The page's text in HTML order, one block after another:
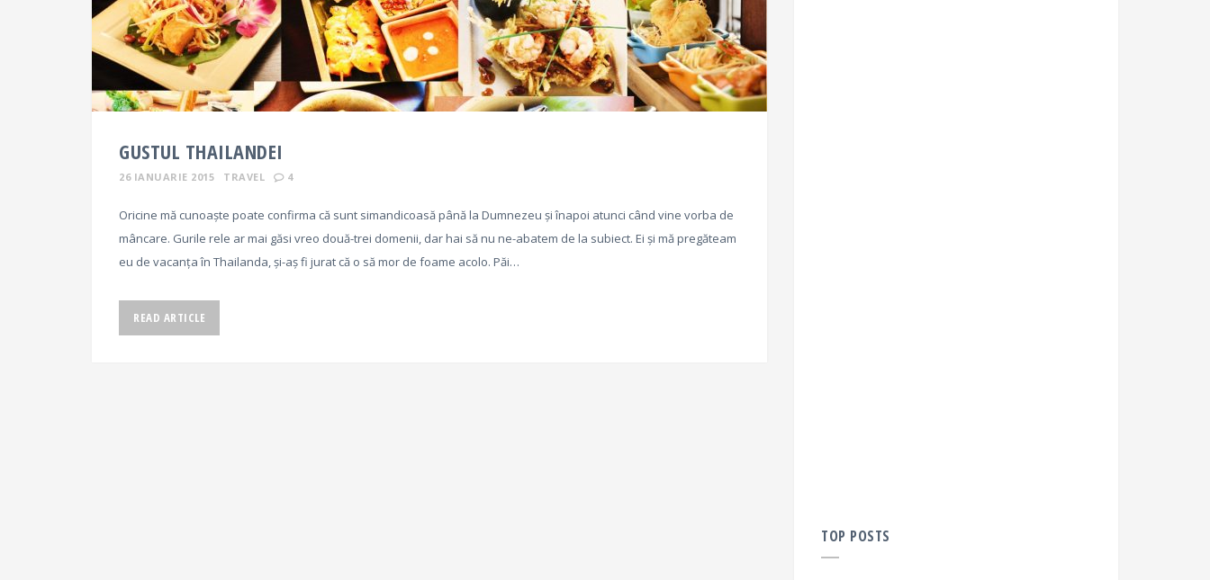
GUSTUL THAILANDEI
26 IANUARIE 2015 TRAVEL 4
Oricine mă cunoaște poate confirma că sunt simandicoasă până la Dumnezeu și înapoi atunci când vine vorba de
mâncare. Gurile rele ar mai găsi vreo două-trei domenii, dar hai să nu ne-abatem de la subiect. Ei și mă pregăteam
eu de vacanța în Thailanda, și-aș fi jurat că o să mor de foame acolo. Păi…
READ ARTICLE
TOP POSTS